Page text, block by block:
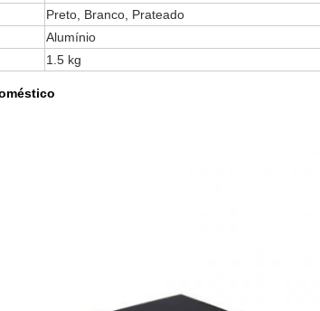
Preto, Branco, Prateado
Alumínio
1.5 kg